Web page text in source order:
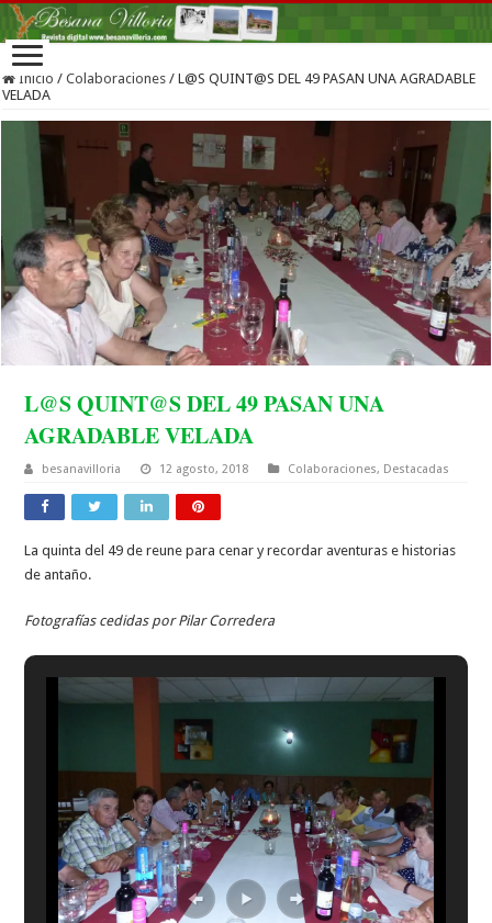
Inicio / Colaboraciones / L@S QUINT@S DEL 49 PASAN UNA AGRADABLE
VELADA
L@S QUINT@S DEL 49 PASAN UNA
AGRADABLE VELADA
besanavilloria 12 agosto, 2018 Colaboraciones, Destacadas
La quinta del 49 de reune para cenar y recordar aventuras e historias
de antaño.
Fotografías cedidas por Pilar Corredera